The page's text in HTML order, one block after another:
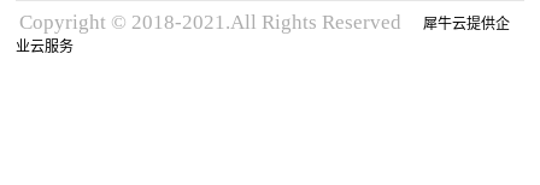
Copyright © 2018-2021.All Rights Reserved
犀牛云提供企
业云服务